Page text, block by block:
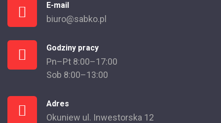
E-mail
biuro@sabko.pl
Godziny pracy
Pn–Pt 8:00–17:00
Sob 8:00–13:00
Adres
Okuniew ul. Inwestorska 12